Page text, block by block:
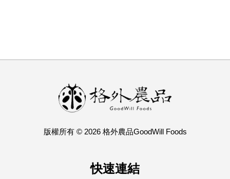
版權所有 © 2026 格外農品GoodWill Foods
快速連結